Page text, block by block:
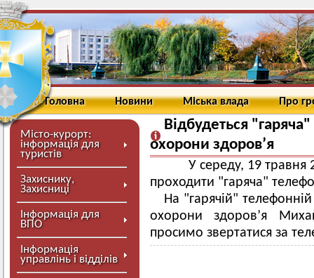
Головна Новини Міська влада Про
Місто-курорт:
інформація для
туристів
Захиснику,
Захисниці
Інформація для
ВПО
Інформація
управлінь і відділів
Відбудеться
охорони здоров’я
У середу, 19 травня
проходити "гаряча"
На "гарячій" телефонній
охорони здоров’я
просимо звертатися за